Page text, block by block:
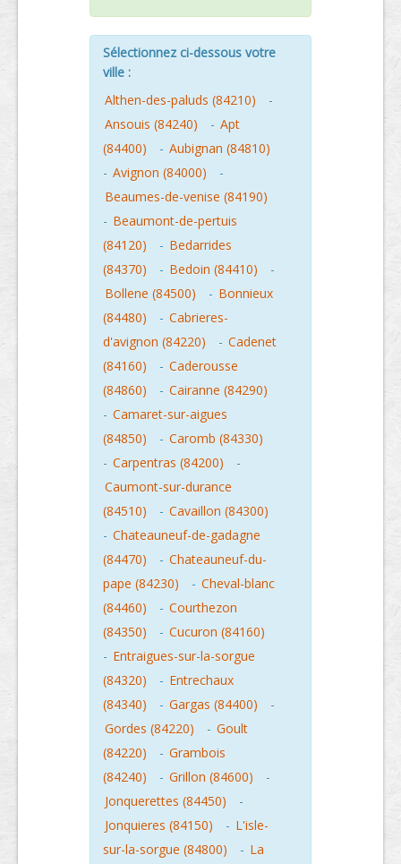
Sélectionnez ci-dessous votre
ville :
Althen-des-paluds (84210)
-
Ansouis (84240)
- Apt
(84400)
- Aubignan (84810)
- Avignon (84000)
-
Beaumes-de-venise (84190)
- Beaumont-de-pertuis
(84120)
- Bedarrides
(84370)
- Bedoin (84410)
-
Bollene (84500)
- Bonnieux
(84480)
- Cabrieres-
d'avignon (84220)
- Cadenet
(84160)
- Caderousse
(84860)
- Cairanne (84290)
- Camaret-sur-aigues
(84850)
- Caromb (84330)
- Carpentras (84200)
-
Caumont-sur-durance
(84510)
- Cavaillon (84300)
- Chateauneuf-de-gadagne
(84470)
- Chateauneuf-du-
pape (84230)
- Cheval-blanc
(84460)
- Courthezon
(84350)
- Cucuron (84160)
- Entraigues-sur-la-sorgue
(84320)
- Entrechaux
(84340)
- Gargas (84400)
-
Gordes (84220)
- Goult
(84220)
- Grambois
(84240)
- Grillon (84600)
-
Jonquerettes (84450)
-
Jonquieres (84150)
- L'isle-
sur-la-sorgue (84800)
- La